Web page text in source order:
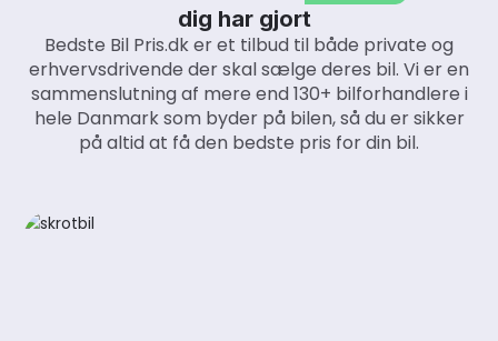
dig har gjort
Bedste Bil Pris.dk er et tilbud til både private og
erhvervsdrivende der skal sælge deres bil. Vi er en
sammenslutning af mere end 130+ bilforhandlere i
hele Danmark som byder på bilen, så du er sikker
på altid at få den bedste pris for din bil.